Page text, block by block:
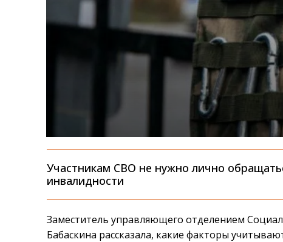
Участникам СВО не нужно лично
инвалидности
Заместитель управляющего отделением
Бабаскина рассказала, какие факторы